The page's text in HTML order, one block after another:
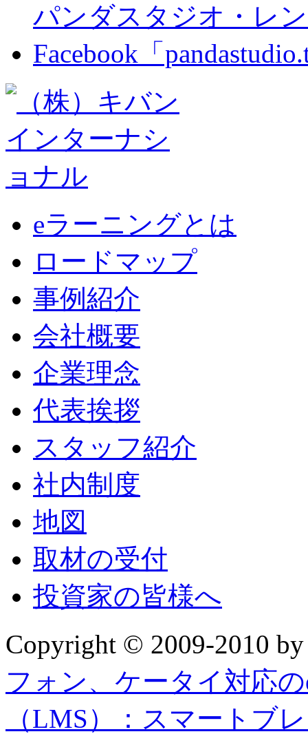
パンダスタジオ・レ
Facebook「
eラーニングとは
ロードマップ
事例紹介
会社概要
企業理念
代表挨拶
スタッフ紹介
社内制度
地図
取材の受付
投資家の皆様へ
Copyright © 2009-2010
フォン、ケータイ対応
（LMS）：スマートブ